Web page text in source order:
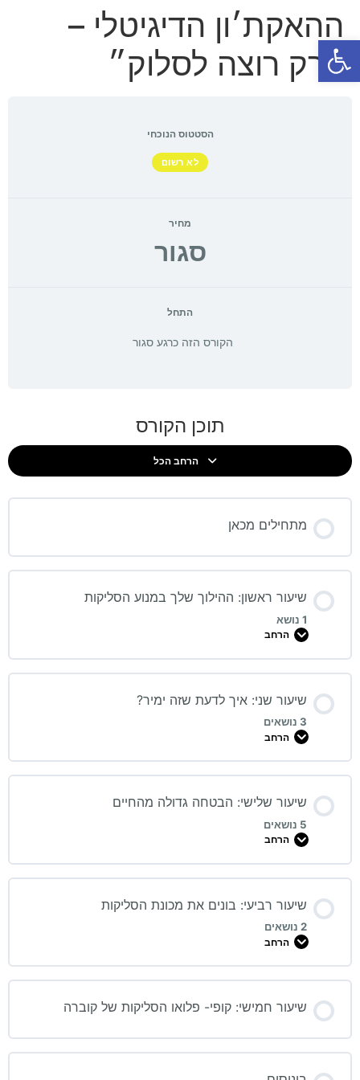
פתח סרגל נגישות
ההאקת׳ון הדיגיטלי –
״רק רוצה לסלוק״
הסטטוס הנוכחי
לא רשום
מחיר
סגור
התחל
הקורס הזה כרגע סגור
תוכן הקורס
הרחב הכל
מתחילים מכאן
שיעור ראשון: ההילוך שלך במנוע הסליקות
1 נושא
הרחב
שיעור שני: איך לדעת שזה ימיר?
3 נושאים
הרחב
שיעור שלישי: הבטחה גדולה מהחיים
5 נושאים
הרחב
שיעור רביעי: בונים את מכונת הסליקות
2 נושאים
הרחב
שיעור חמישי: קופי- פלואו הסליקות של קוברה